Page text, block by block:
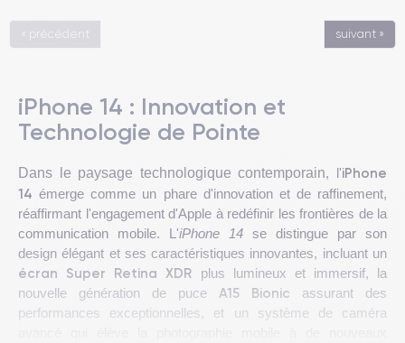
« précédent suivant »
iPhone 14 : Innovation et
Technologie de Pointe
Dans le paysage technologique contemporain, l'iPhone
14 émerge comme un phare d'innovation et de raffinement,
réaffirmant l'engagement d'Apple à redéfinir les frontières de la
communication mobile. L'iPhone 14 se distingue par son
design élégant et ses caractéristiques innovantes, incluant un
écran Super Retina XDR plus lumineux et immersif, la
nouvelle génération de puce A15 Bionic assurant des
performances exceptionnelles, et un système de caméra